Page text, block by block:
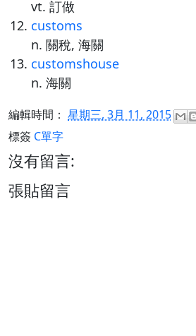
vt. 訂做
customs
n. 關稅, 海關
customshouse
n. 海關
編輯時間： 星期三, 3月 11, 2015
標簽 C單字
沒有留言:
張貼留言